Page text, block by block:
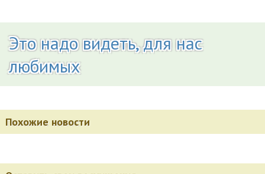
Это надо видеть, для нас
любимых
Похожие новости